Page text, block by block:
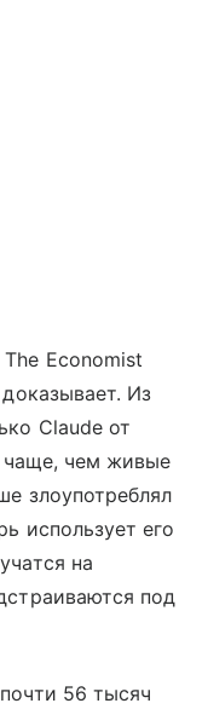
Economist
Из
Claude от
чаще, чем живые
злоупотреблял
использует его
на
под
56 тысяч